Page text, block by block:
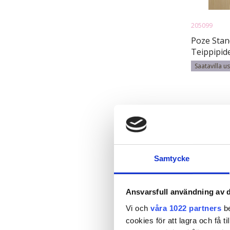
Samtycke
Ansvarsfull användning av
Vi och våra 1022 partners
cookies för att lagra och få
205099
Poze
Ash Mix
8A/12AS
Saatavilla